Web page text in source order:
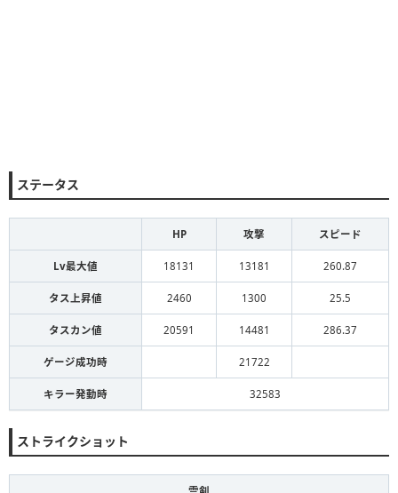
ステータス
HP 攻撃 スピード
Lv最大値 18131 13181 260.87
タス上昇値 2460 1300 25.5
タスカン値 20591 14481 286.37
ゲージ成功時 21722
キラー発動時 32583
ストライクショット